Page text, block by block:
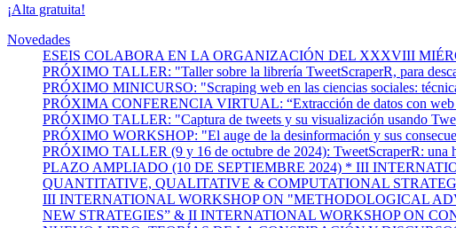
¡Alta gratuita!
Novedades
ESEIS COLABORA EN LA ORGANIZACIÓN DEL XXXVIII
PRÓXIMO TALLER: "Taller sobre la librería TweetScraperR, para
PRÓXIMO MINICURSO: "Scraping web en las ciencias sociales:
PRÓXIMA CONFERENCIA VIRTUAL: “Extracción de datos con web
PRÓXIMO TALLER: "Captura de tweets y su visualización usando
PRÓXIMO WORKSHOP: "El auge de la desinformación y sus
PRÓXIMO TALLER (9 y 16 de octubre de 2024): TweetScraperR: una
PLAZO AMPLIADO (10 DE SEPTIEMBRE 2024) * III
QUANTITATIVE, QUALITATIVE & COMPUTATIONAL
III INTERNATIONAL WORKSHOP ON "METHODOLOGICAL
NEW STRATEGIES” & II INTERNATIONAL WORKSHOP ON